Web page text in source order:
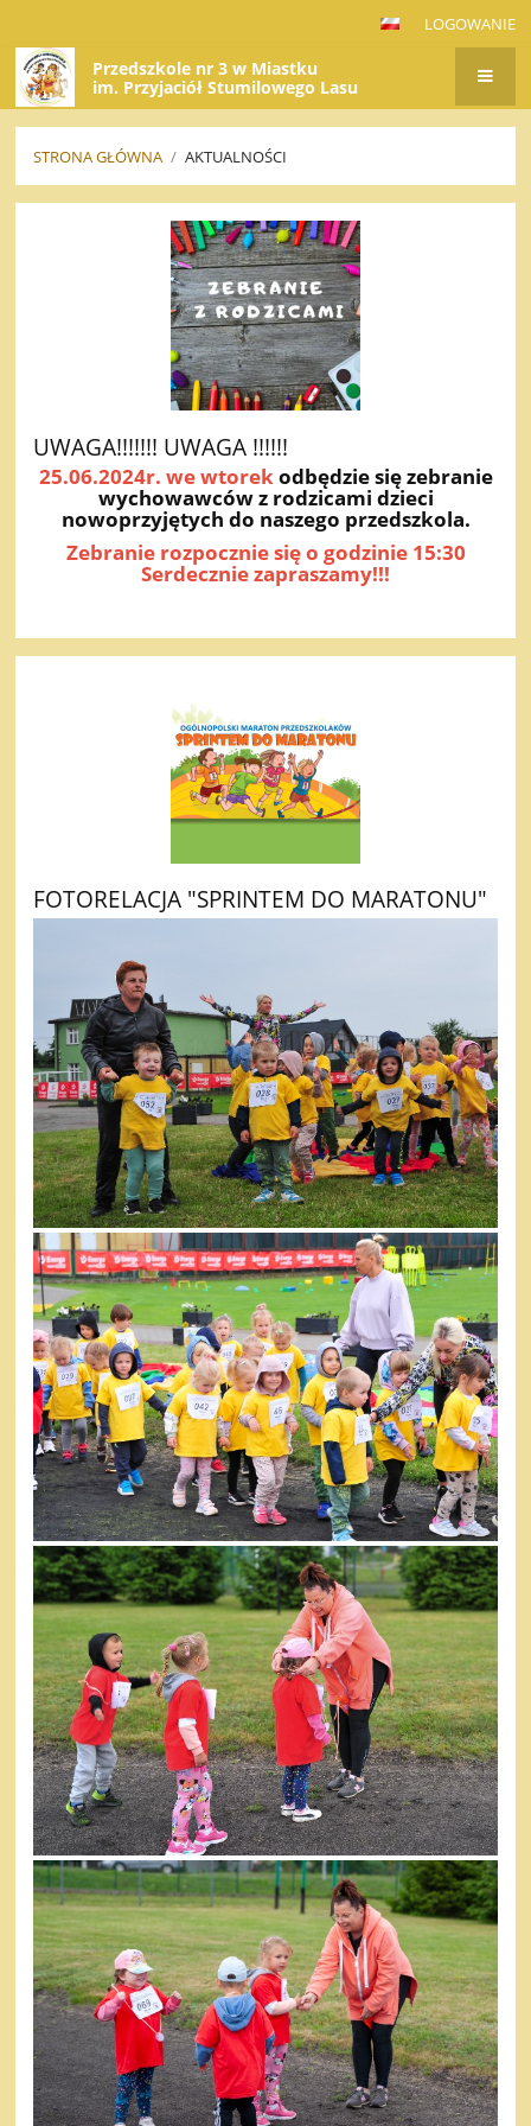
LOGOWANIE
Przedszkole nr 3 w Miastku
im. Przyjaciół Stumilowego Lasu
STRONA GŁÓWNA / AKTUALNOŚCI
AKTUALNOŚCI
UWAGA!!!!!!! UWAGA !!!!!!
25.06.2024r. we wtorek odbędzie się zebranie
wychowawców z rodzicami dzieci
nowoprzyjętych do naszego przedszkola.
Zebranie rozpocznie się o godzinie 15:30
Serdecznie zapraszamy!!!
FOTORELACJA "SPRINTEM DO MARATONU"